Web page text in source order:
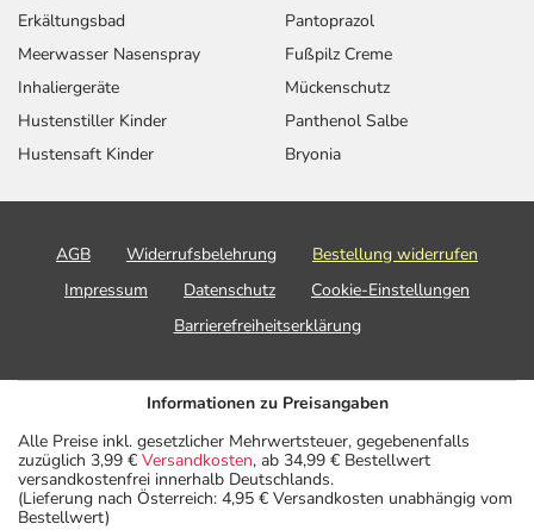
Erkältungsbad
Meerwasser Nasenspray
Inhaliergeräte
Hustenstiller Kinder
Hustensaft Kinder
Pantoprazol
Fußpilz Creme
Mückenschutz
Panthenol Salbe
Bryonia
AGB Widerrufsbelehrung
Bestellung widerrufen
Impressum
Datenschutz
Cookie-Einstellungen
Barrierefreiheitserklärung
Informationen zu Preisangaben
Alle Preise inkl. gesetzlicher Mehrwertsteuer, gegebenenfalls
zuzüglich 3,99 € Versandkosten, ab 34,99 € Bestellwert
versandkostenfrei innerhalb Deutschlands.
(Lieferung nach Österreich: 4,95 € Versandkosten unabhängig vom
Bestellwert)